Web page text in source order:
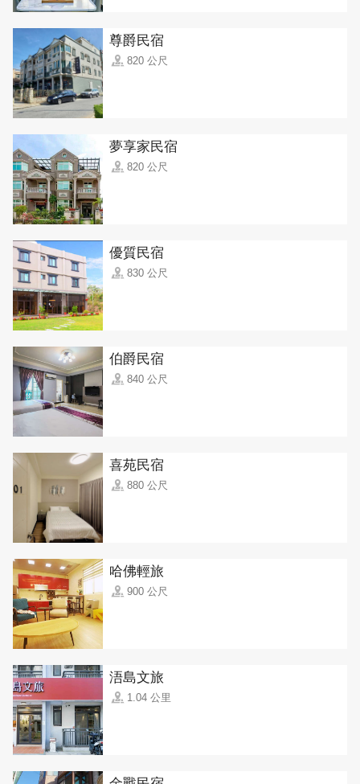
尊爵民宿
820 公尺
夢享家民宿
820 公尺
優質民宿
830 公尺
伯爵民宿
840 公尺
喜苑民宿
880 公尺
哈佛輕旅
900 公尺
浯島文旅
1.04 公里